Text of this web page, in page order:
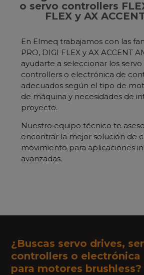
o servo controllers
FLEX y AX
En Elmeq trabajamos con las
PRO, DIGI FLEX y AX ACCENT
ayudarte a seleccionar los servo
controllers o electrónica de
adecuados según el tipo de
de máquina y necesidades de
proyecto.
Nuestro equipo técnico te
encontrar la mejor solución de
movimiento para aplicaciones
avanzadas.
¿Buscas servo drives,
controllers o electrónica
para motores brushless?